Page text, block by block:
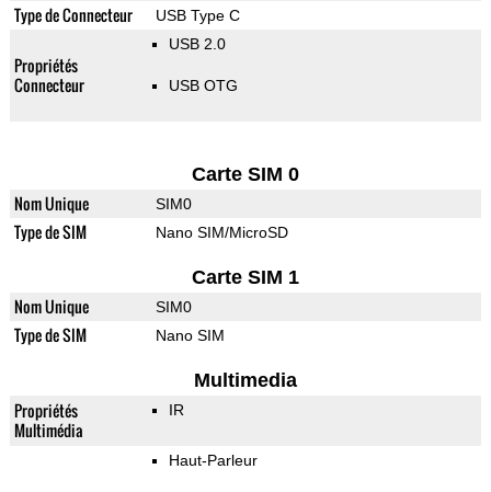
Type de Connecteur USB Type C
Propriétés
Connecteur
USB 2.0
USB OTG
Carte SIM 0
Nom Unique SIM0
Type de SIM Nano SIM/MicroSD
Carte SIM 1
Nom Unique SIM0
Type de SIM Nano SIM
Multimedia
Propriétés
Multimédia
IR
Haut-Parleur